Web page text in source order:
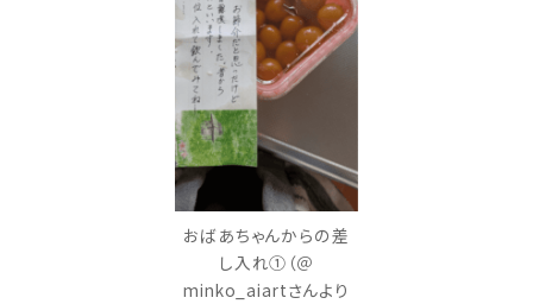
おばあちゃんからの差
し入れ①（＠
minko_aiartさんより